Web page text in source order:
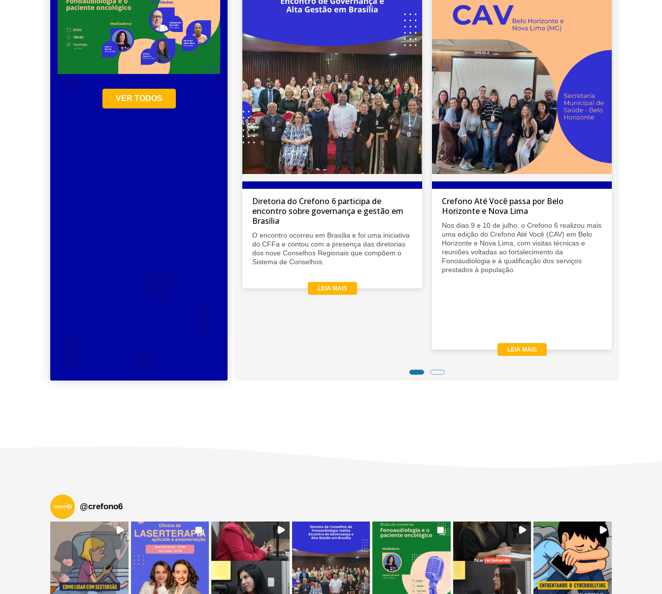
VER TODOS
Diretoria do Crefono 6 participa de
encontro sobre governança e gestão em
Brasília
O encontro ocorreu em Brasília e foi uma iniciativa
do CFFa e contou com a presença das diretorias
dos nove Conselhos Regionais que compõem o
Sistema de Conselhos.
LEIA MAIS
Crefono Até Você passa por Belo
Horizonte e Nova Lima
Nos dias 9 e 10 de julho, o Crefono 6 realizou mais
uma edição do Crefono Até Você (CAV) em Belo
Horizonte e Nova Lima, com visitas técnicas e
reuniões voltadas ao fortalecimento da
Fonoaudiologia e à qualificação dos serviços
prestados à população.
LEIA MAIS
@crefono6